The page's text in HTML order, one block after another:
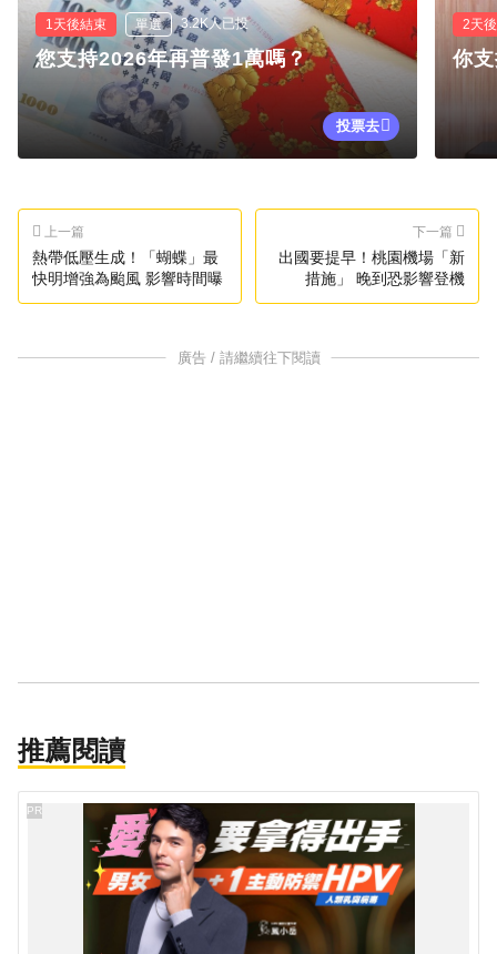
1天後結束 單選 3.2K人已投
您支持2026年再普發1萬嗎？
投票去
2天
你
上一篇
熱帶低壓生成！「蝴蝶」最
快明增強為颱風 影響時間曝
下一篇
出國要提早！桃園機場「新
措施」 晚到恐影響登機
廣告 / 請繼續往下閱讀
推薦閱讀
PR